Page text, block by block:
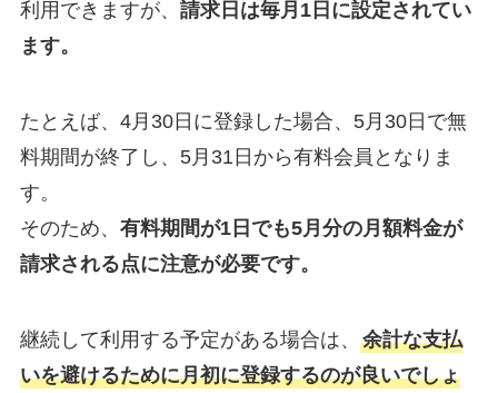
利用できますが、 請求日は毎月1日に設定されてい
ます。
たとえば、4月30日に登録した場合、5月30日で無
料期間が終了し、5月31日から有料会員となりま
す。
そのため、 有料期間が1日でも5月分の月額料金が
請求される点に注意が必要です。
継続して利用する予定がある場合は、 余計な支払
いを避けるために月初に登録するのが良いでしょ